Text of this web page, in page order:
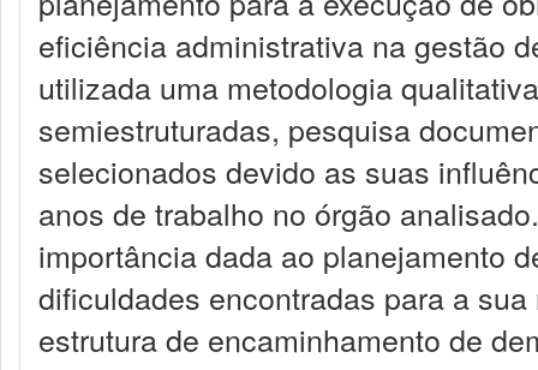
eficiência administrativa na gestão
utilizada uma metodologia
semiestruturadas, pesquisa
selecionados devido as suas
anos de trabalho no órgão
importância dada ao planejamento
dificuldades encontradas para a
estrutura de encaminhamento de